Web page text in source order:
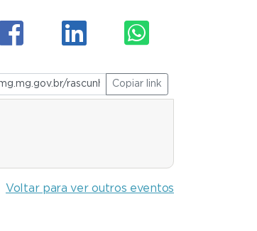
Copiar link
Voltar para ver outros eventos